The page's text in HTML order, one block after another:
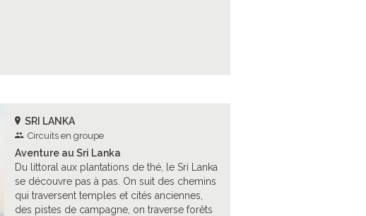
SRI LANKA
Circuits en groupe
Aventure au Sri Lanka
Du littoral aux plantations de thé, le Sri Lanka
se découvre pas à pas. On suit des chemins
qui traversent temples et cités anciennes,
des pistes de campagne, on traverse forêts